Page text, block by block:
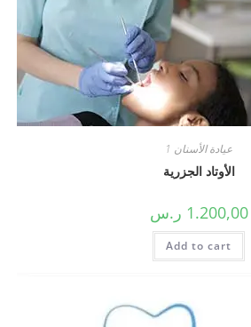
عيادة الأسنان 1
الأوتاد الجزرية
1.200,00 ر.س
Add to cart